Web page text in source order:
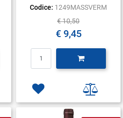
Codice: 1249MASSVERM
€ 10,50
€ 9,45